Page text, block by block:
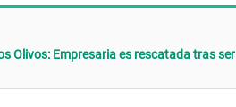
Olivos: Empresaria es rescatada tras ser